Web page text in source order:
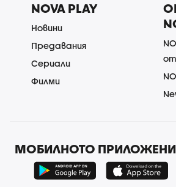
NOVA PLAY
Новини
Предавания
Сериали
Филми
МОБИЛНОТО ПРИЛОЖЕНИЕ